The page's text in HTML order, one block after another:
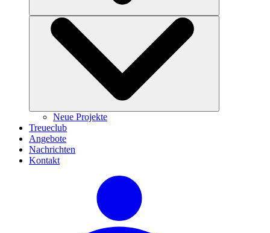
Neue Projekte
Treueclub
Angebote
Nachrichten
Kontakt